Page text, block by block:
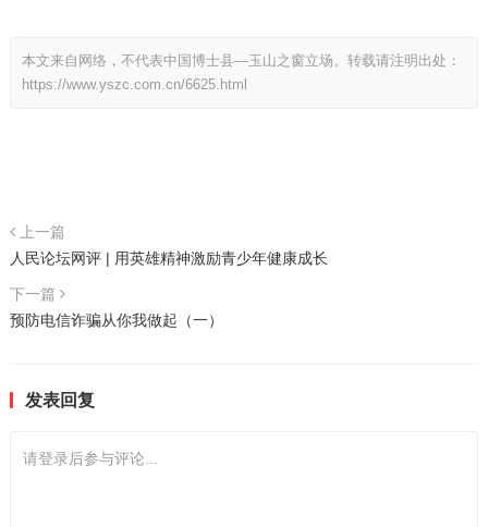
本文来自网络，不代表中国博士县—玉山之窗立场。转载请注明出处：
https://www.yszc.com.cn/6625.html
上一篇
人民论坛网评 | 用英雄精神激励青少年健康成长
下一篇
预防电信诈骗从你我做起（一）
发表回复
请登录后参与评论...